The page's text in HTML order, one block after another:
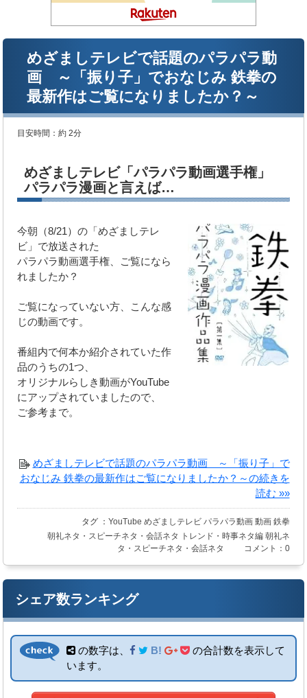
めざましテレビで話題のパラパラ動
画 ～「振り子」でおなじみ 鉄拳の
最新作はご覧になりましたか？～
目安時間：約 2分
めざましテレビ「パラパラ動画選手権」
パラパラ漫画と言えば…
今朝（8/21）の「めざましテレ
ビ」で放送された
パラパラ動画選手権、ご覧になら
れましたか？
ご覧になっていない方、こんな感
じの動画です。
番組内で何本か紹介されていた作
品のうちの1つ、
オリジナルらしき動画がYouTube
にアップされていましたので、
ご参考まで。
めざましテレビで話題のパラパラ動画 ～「振り子」で
おなじみ 鉄拳の最新作はご覧になりましたか？～の続きを
読む »»
タグ ： YouTube めざましテレビ パラパラ動画 動画 鉄拳
朝礼ネタ・スピーチネタ・会話ネタ
トレンド・時事ネタ編 朝礼ネ
タ・スピーチネタ・会話ネタ
コメント：0
シェア数ランキング
の数字は、 B!
の合計数を表示して
います。